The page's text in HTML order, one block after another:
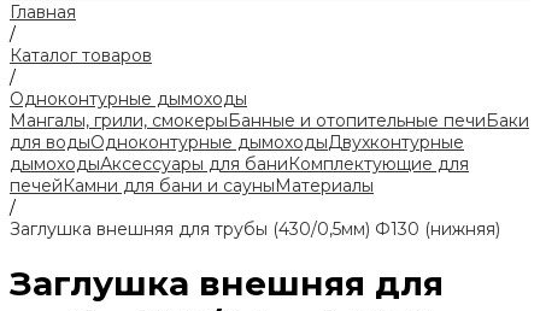
Главная
/
Каталог товаров
/
Одноконтурные дымоходы
Мангалы, грили, смокерыБанные и отопительные печиБаки
для водыОдноконтурные дымоходыДвухконтурные
дымоходыАксессуары для баниКомплектующие для
печейКамни для бани и сауныМатериалы
/
Заглушка внешняя для трубы (430/0,5мм) Ф130 (нижняя)
Заглушка внешняя для